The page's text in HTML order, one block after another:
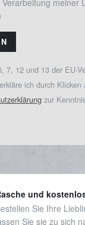
7, 12 und 13 der EU-
ich durch Klicken
zur
und
Sie Ihre
Sie sie zu sich